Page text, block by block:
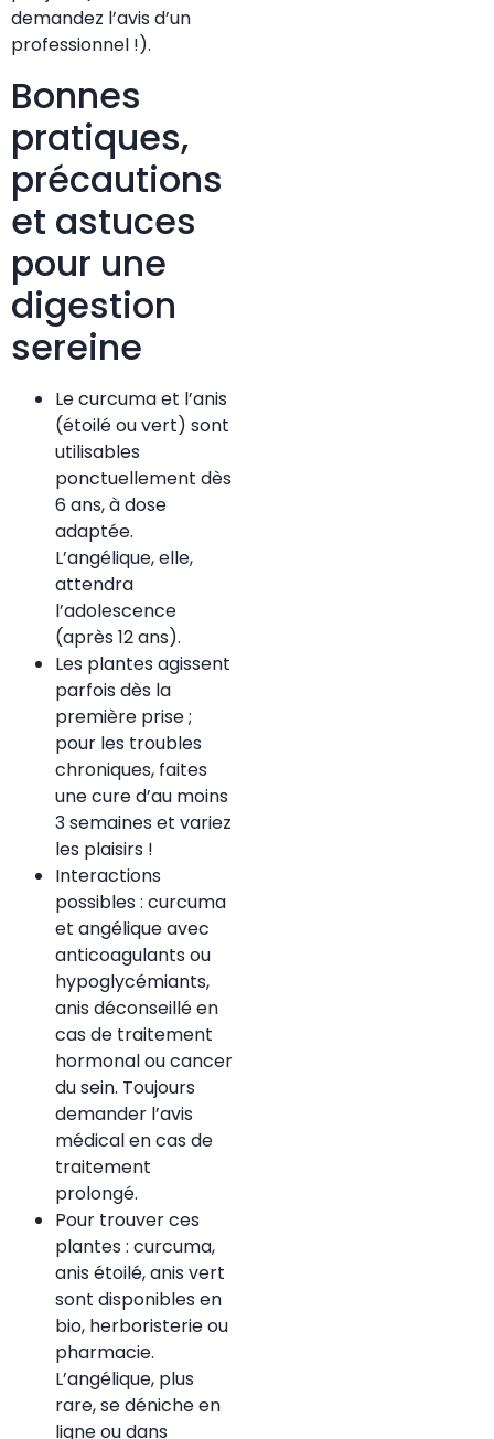
demandez l’avis d’un
professionnel !).
Bonnes
pratiques,
précautions
et astuces
pour une
digestion
sereine
Le curcuma et l’anis
(étoilé ou vert) sont
utilisables
ponctuellement dès
6 ans, à dose
adaptée.
L’angélique, elle,
attendra
l’adolescence
(après 12 ans).
Les plantes agissent
parfois dès la
première prise ;
pour les troubles
chroniques, faites
une cure d’au moins
3 semaines et variez
les plaisirs !
Interactions
possibles : curcuma
et angélique avec
anticoagulants ou
hypoglycémiants,
anis déconseillé en
cas de traitement
hormonal ou cancer
du sein. Toujours
demander l’avis
médical en cas de
traitement
prolongé.
Pour trouver ces
plantes : curcuma,
anis étoilé, anis vert
sont disponibles en
bio, herboristerie ou
pharmacie.
L’angélique, plus
rare, se déniche en
ligne ou dans